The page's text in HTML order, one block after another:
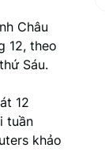
Châu
12, theo
Sáu.
12
tuần
khảo